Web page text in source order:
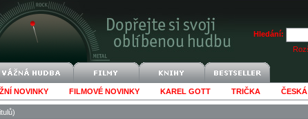
Hledání:
NOVINKY FILMOVÉ NOVINKY KAREL GOTT TRIČKA